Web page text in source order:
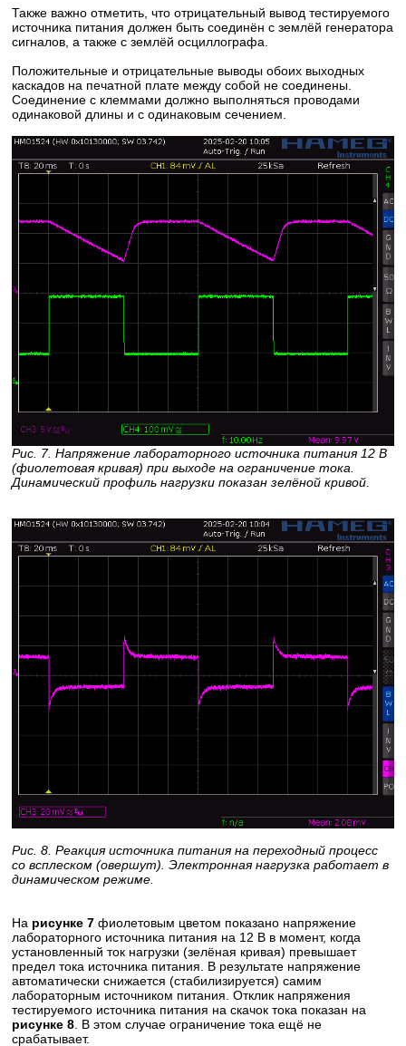
Также важно отметить, что отрицательный вывод тестируемого
источника питания должен быть соединён с землёй генератора
сигналов, а также с землёй осциллографа.
Положительные и отрицательные выводы обоих выходных
каскадов на печатной плате между собой не соединены.
Соединение с клеммами должно выполняться проводами
одинаковой длины и с одинаковым сечением.
Рис. 7. Напряжение лабораторного источника питания 12 В
(фиолетовая кривая) при выходе на ограничение тока.
Динамический профиль нагрузки показан зелёной кривой.
Рис. 8. Реакция источника питания на переходный процесс
со всплеском (овершут). Электронная нагрузка работает в
динамическом режиме.
На рисунке 7 фиолетовым цветом показано напряжение
лабораторного источника питания на 12 В в момент, когда
установленный ток нагрузки (зелёная кривая) превышает
предел тока источника питания. В результате напряжение
автоматически снижается (стабилизируется) самим
лабораторным источником питания. Отклик напряжения
тестируемого источника питания на скачок тока показан на
рисунке 8 . В этом случае ограничение тока ещё не
срабатывает.